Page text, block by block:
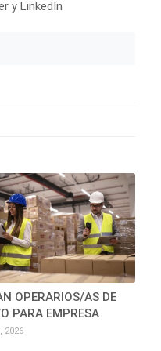
y LinkedIn
OPERARIOS/AS DE
PARA EMPRESA
2026